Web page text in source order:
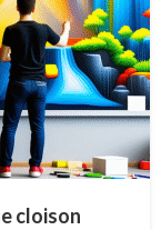
cloison